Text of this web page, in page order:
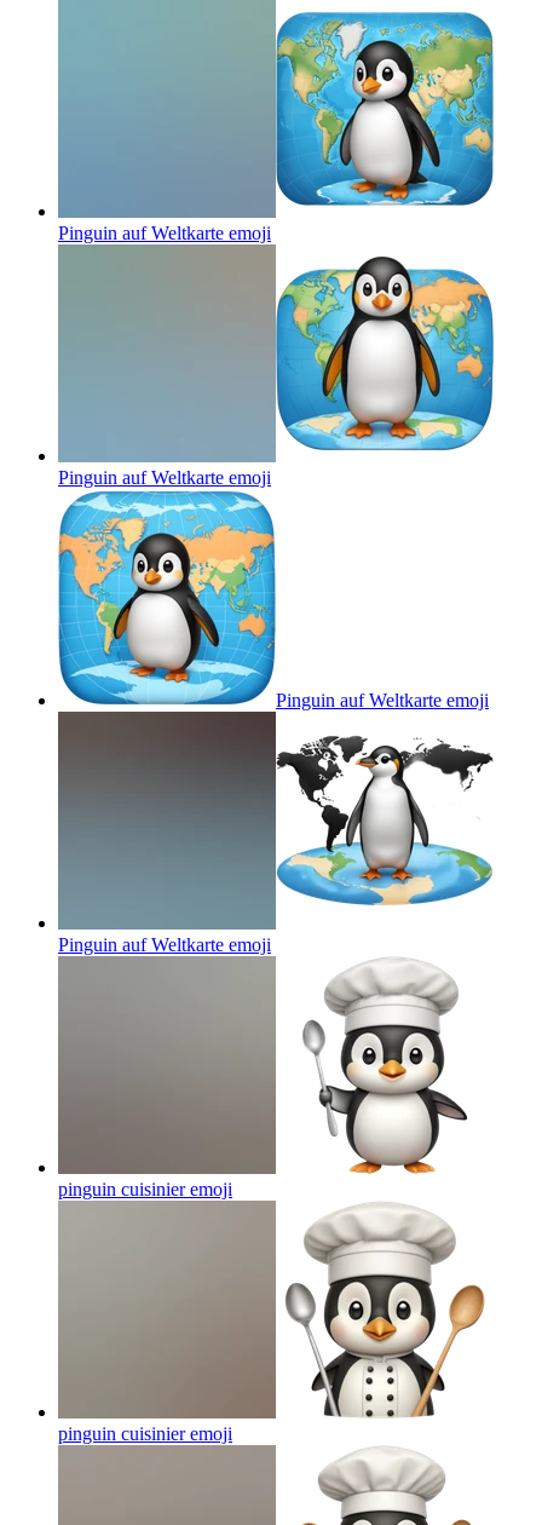
Pinguin auf Weltkarte emoji
Pinguin auf Weltkarte emoji
Pinguin auf Weltkarte emoji
Pinguin auf Weltkarte emoji
pinguin cuisinieremoji
pinguin cuisinieremoji